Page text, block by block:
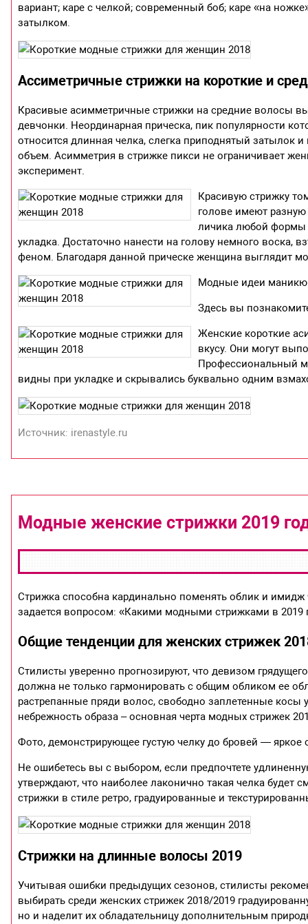
вариант; каре с челкой; современный боб; каре «на
затылком.
Ассиметричные стрижки на короткие и
Красивые асимметричные стрижки на средние волосы
девчонки. Неординарная прическа, пик популярности
относится длинная челка, слегка приподнятый затылок
объем. Асимметрия в стрижке пикси не ограничивает
эксперимент.
Красивую стрижку
голове имеют
личика любой формы
укладка. Достаточно нанести на голову немного воска,
феном. Благодаря данной прическе женщина выглядит
Модные идеи
Здесь вы
Женские короткие
вкусу. Они могут
Профессиональный
видны при укладке и скрывались буквально одним
Источник: irenastyle.ru
Модные женские стрижки 2019
Стрижка способна кардинально поменять облик и
задается вопросом: «Какими модными стрижками в 2019
Общие тенденции для женских стрижек
Стилисты уверенно прогнозируют, что девизом
должна не только гармонировать с общим обликом ее
растрепанные пряди волос, свободно заплетенные
небрежность образа – основная черта модных стрижек
Фото, демонстрирующее густую челку до бровей — яркое
Не ошибетесь вы с выбором, если предпочтете
утверждают, что наиболее лаконично такая челка будет
стрижки в стиле ретро, градуированные и
Стрижки на длинные волосы 2019
Учитывая ошибки предыдущих сезонов, стилисты
выбирать среди женских стрижек 2018/2019
но и наделит их обладательницу дополнительным